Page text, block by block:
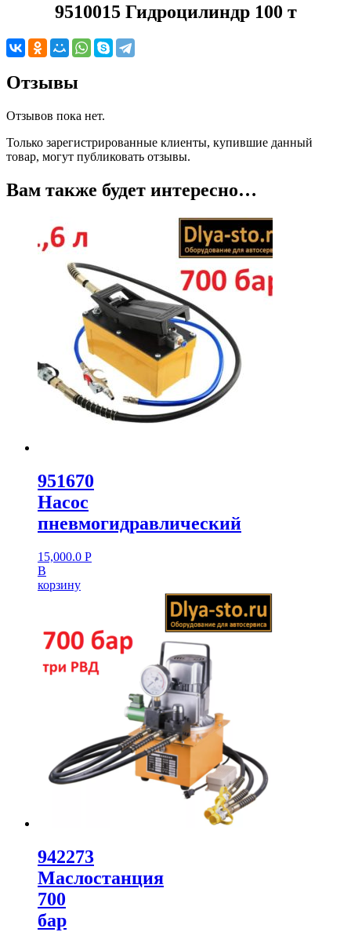
9510015 Гидроцилиндр 100 т
Отзывы
Отзывов пока нет.
Только зарегистрированные клиенты, купившие данный
товар, могут публиковать отзывы.
Вам также будет интересно…
951670
Насос
пневмогидравлический
15,000.0 Р
В
корзину
942273
Маслостанция
700
бар